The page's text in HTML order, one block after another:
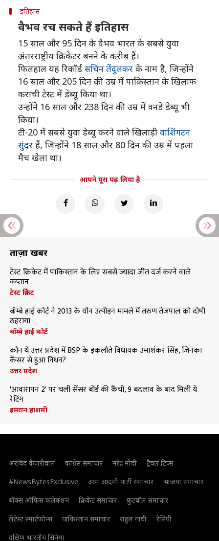
इतिहास
वैभव रच सकते हैं इतिहास
15 साल और 95 दिन के वैभव भारत के सबसे युवा
अंतरराष्ट्रीय क्रिकेटर बनने के करीब हैं।
फिलहाल यह रिकॉर्ड सचिन तेंदुलकर के नाम है, जिन्होंने
16 साल और 205 दिन की उम्र में पाकिस्तान के खिलाफ
कराची टेस्ट में डेब्यू किया था।
उन्होंने 16 साल और 238 दिन की उम्र में वनडे डेब्यू भी
किया।
टी-20 में सबसे युवा डेब्यू करने वाले खिलाड़ी वाशिंगटन
सुंदर हैं, जिन्होंने 18 साल और 80 दिन की उम्र में पहला
मैच खेला था।
आपने पूरा पढ़ लिया है
ताज़ा खबरें
टेस्ट क्रिकेट में पाकिस्तान के लिए सबसे ज्यादा जीत दर्ज करने वाले
कप्तान
टेस्ट क्रिकेट
बॉम्बे हाई कोर्ट ने 2013 के यौन उत्पीड़न मामले में तरुण तेजपाल को दोषी
ठहराया
बॉम्बे हाई कोर्ट
कौन थे उत्तर प्रदेश में BSP के इकलौते विधायक उमाशंकर सिंह, जिनका
कैंसर से हुआ निधन?
उत्तर प्रदेश
'आवारापन 2' पर चली सेंसर बोर्ड की कैंची, 9 बदलाव के बाद मिली ये
रेटिंग
इमरान हाशमी
अरविंद केजरीवाल कांग्रेस समाचार नरेंद्र मोदी
ट्रैवल टिप्स
#NewsBytesExclusive
आम आदमी पार्टी समाचार
भाजपा समाचार
बॉक्स ऑफिस कलेक्शन
क्रिकेट समाचार
फुटबॉल समाचार
लेटेस्ट स्मार्टफोन्स
पाकिस्तान समाचार राहुल गांधी
रेसिपी
दक्षिण भारतीय सिनेमा